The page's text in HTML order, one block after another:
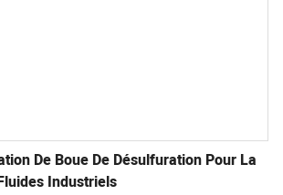
De Boue De Désulfuration Pour La
Industriels